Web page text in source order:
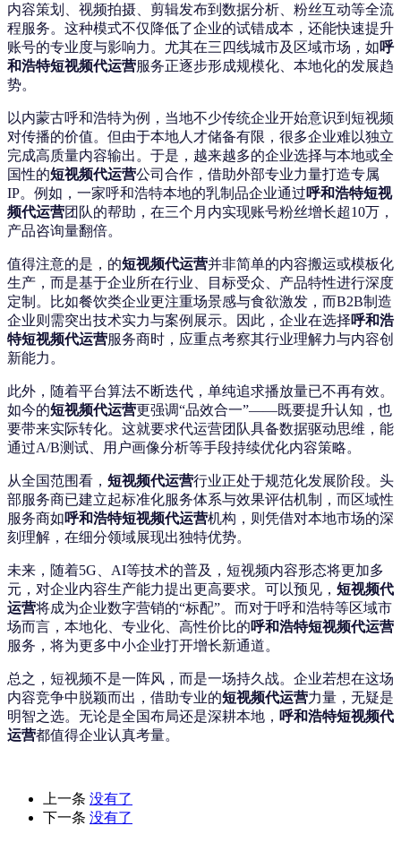
内容策划、视频拍摄、剪辑发布到数据分析、粉丝互动等全流
程服务。这种模式不仅降低了企业的试错成本，还能快速提升
账号的专业度与影响力。尤其在三四线城市及区域市场，如呼
和浩特短视频代运营服务正逐步形成规模化、本地化的发展趋
势。
以内蒙古呼和浩特为例，当地不少传统企业开始意识到短视频
对传播的价值。但由于本地人才储备有限，很多企业难以独立
完成高质量内容输出。于是，越来越多的企业选择与本地或全
国性的短视频代运营公司合作，借助外部专业力量打造专属
IP。例如，一家呼和浩特本地的乳制品企业通过呼和浩特短视
频代运营团队的帮助，在三个月内实现账号粉丝增长超10万，
产品咨询量翻倍。
值得注意的是，的短视频代运营并非简单的内容搬运或模板化
生产，而是基于企业所在行业、目标受众、产品特性进行深度
定制。比如餐饮类企业更注重场景感与食欲激发，而B2B制造
企业则需突出技术实力与案例展示。因此，企业在选择呼和浩
特短视频代运营服务商时，应重点考察其行业理解力与内容创
新能力。
此外，随着平台算法不断迭代，单纯追求播放量已不再有效。
如今的短视频代运营更强调“品效合一”——既要提升认知，也
要带来实际转化。这就要求代运营团队具备数据驱动思维，能
通过A/B测试、用户画像分析等手段持续优化内容策略。
从全国范围看， 短视频代运营行业正处于规范化发展阶段。头
部服务商已建立起标准化服务体系与效果评估机制，而区域性
服务商如呼和浩特短视频代运营机构，则凭借对本地市场的深
刻理解，在细分领域展现出独特优势。
未来，随着5G、AI等技术的普及，短视频内容形态将更加多
元，对企业内容生产能力提出更高要求。可以预见， 短视频代
运营将成为企业数字营销的“标配”。而对于呼和浩特等区域市
场而言，本地化、专业化、高性价比的呼和浩特短视频代运营
服务，将为更多中小企业打开增长新通道。
总之，短视频不是一阵风，而是一场持久战。企业若想在这场
内容竞争中脱颖而出，借助专业的短视频代运营力量，无疑是
明智之选。无论是全国布局还是深耕本地， 呼和浩特短视频代
运营都值得企业认真考量。
上一条 没有了
下一条 没有了